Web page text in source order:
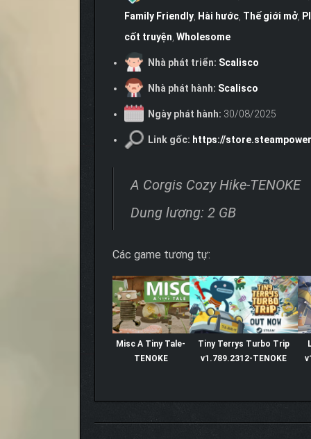
Family Friendly, Hài hước, Thế giới mở,
cốt truyện, Wholesome
Nhà phát triển: Scalisco
Nhà phát hành: Scalisco
Ngày phát hành: 30/08/2025
Link gốc: https://
A Corgis Cozy Hike-TENOKE
Dung lượng: 2 GB
Các game tương tự:
Misc A Tiny Tale-
TENOKE
Tiny Terrys Turbo Trip
v1.789.2312-TENOKE